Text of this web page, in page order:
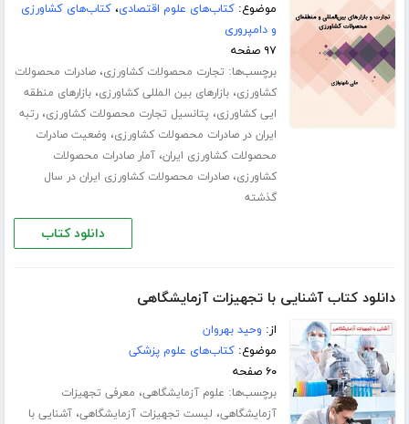
موضوع:کتاب‌های علوم اقتصادی،کتاب‌های کشاورزی
و دامپروری
۹۷ صفحه
برچسب‌ها: تجارت محصولات کشاورزی،صادرات محصولات
کشاورزی،بازارهای بین المللی کشاورزی،بازارهای منطقه
ایی کشاورزی، پتانسیل تجارت محصولات کشاورزی،رتبه
ایران در صادرات محصولات کشاورزی، وضعیت صادرات
محصولات کشاورزی ایران،آمار صادرات محصولات
کشاورزی،صادرات محصولات کشاورزی ایران در سال
گذشته
دانلود کتاب
دانلود کتاب آشنایی با تجهیزات آزمایشگاهی
از: وحید بهروان
موضوع:کتاب‌های علوم پزشکی
۶۰ صفحه
برچسب‌ها: علوم آزمایشگاهی، معرفی تجهیزات
آزمایشگاهی، لیست تجهیزات آزمایشگاهی،آشنایی با